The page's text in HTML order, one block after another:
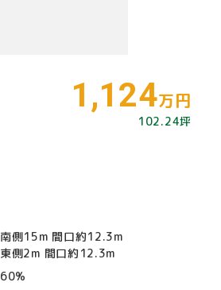
1,124万円
102.24坪
南側15m 間口約12.3m
東側2m 間口約12.3m
60%